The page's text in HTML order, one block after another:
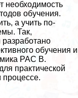
необходимость
обучения.
а учить по-
Так,
обучения и
РАС В.
пpaктической
про­цессе.